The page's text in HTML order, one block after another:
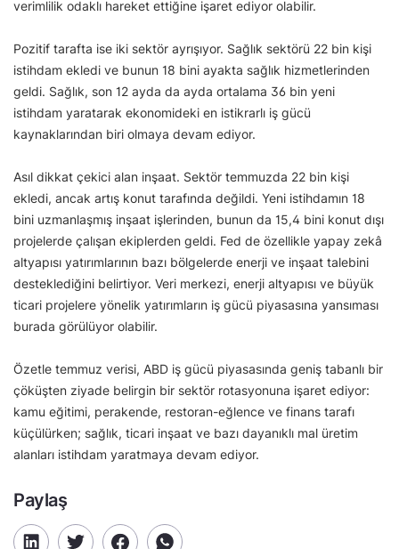
verimlilik odaklı hareket ettiğine işaret ediyor olabilir.
Pozitif tarafta ise iki sektör ayrışıyor. Sağlık sektörü 22 bin kişi
istihdam ekledi ve bunun 18 bini ayakta sağlık hizmetlerinden
geldi. Sağlık, son 12 ayda da ayda ortalama 36 bin yeni
istihdam yaratarak ekonomideki en istikrarlı iş gücü
kaynaklarından biri olmaya devam ediyor.
Asıl dikkat çekici alan inşaat. Sektör temmuzda 22 bin kişi
ekledi, ancak artış konut tarafında değildi. Yeni istihdamın 18
bini uzmanlaşmış inşaat işlerinden, bunun da 15,4 bini konut dışı
projelerde çalışan ekiplerden geldi. Fed de özellikle yapay zekâ
altyapısı yatırımlarının bazı bölgelerde enerji ve inşaat talebini
desteklediğini belirtiyor. Veri merkezi, enerji altyapısı ve büyük
ticari projelere yönelik yatırımların iş gücü piyasasına yansıması
burada görülüyor olabilir.
Özetle temmuz verisi, ABD iş gücü piyasasında geniş tabanlı bir
çöküşten ziyade belirgin bir sektör rotasyonuna işaret ediyor:
kamu eğitimi, perakende, restoran-eğlence ve finans tarafı
küçülürken; sağlık, ticari inşaat ve bazı dayanıklı mal üretim
alanları istihdam yaratmaya devam ediyor.
Paylaş